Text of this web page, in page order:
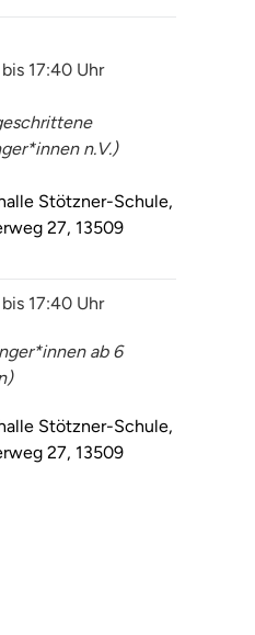
17:40 Uhr
n.V.)
Stötzner-Schule,
27, 13509
17:40 Uhr
ab 6
Stötzner-Schule,
27, 13509